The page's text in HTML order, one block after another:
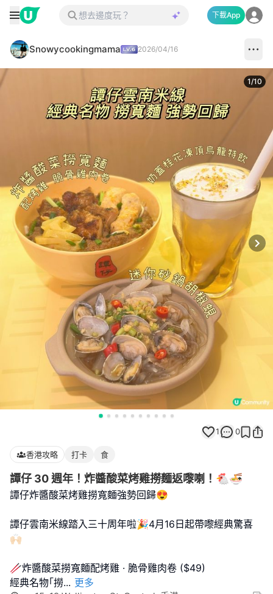
下載App
Snowycookingmama 2026/04/16
1/10
1 0
香港攻略 打卡 食
譚仔 30 週年！炸醬酸菜烤雞撈麵返嚟喇！🐔🍜
譚仔炸醬酸菜烤雞撈寬麵強勢回歸😍
譚仔雲南米線踏入三十周年啦🎉4月16日起帶嚟經典驚喜
🙌🏻
🥢炸醬酸菜撈寬麵配烤雞 · 脆骨雞肉卷 ($49)
經典名物｢撈... 更多